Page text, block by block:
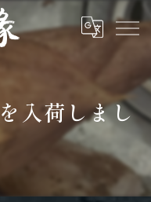
入荷しまし